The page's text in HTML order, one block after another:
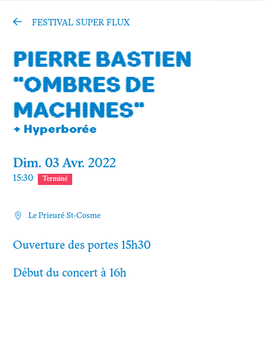
FESTIVAL SUPER FLUX
PIERRE BASTIEN
"OMBRES DE
MACHINES"
+ Hyperborée
Dim. 03 Avr. 2022
15:30 Terminé
Le Prieuré St-Cosme
Ouverture des portes 15h30
Début du concert à 16h
Mon compte
Contact
Facebook
Mastodon